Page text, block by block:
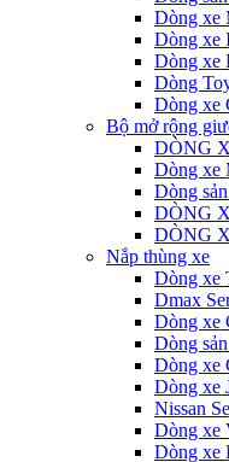
Dòng xe
Dòng xe
Dòng xe
Dòng
Dòng xe
Bộ mở rộng
DÒNG
Dòng xe
Dòng
DÒNG
DÒNG
Nắp thùng xe
Dòng xe
Dmax
Dòng xe
Dòng
Dòng xe
Dòng xe
Nissan
Dòng xe
Dòng xe